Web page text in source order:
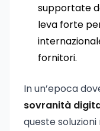
supportate
leva forte
fornitori.
In un’epoca
sovranità
queste